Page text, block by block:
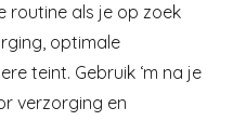
routine als je op zoek
optimale
teint. Gebruik ‘m na je
verzorging en